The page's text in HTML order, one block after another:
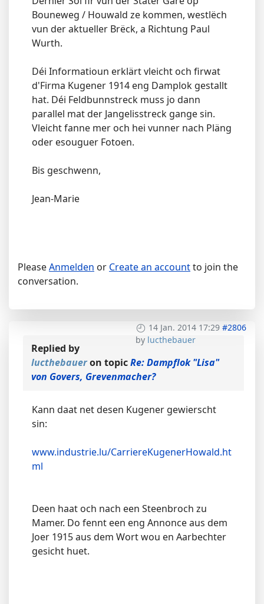
Bouneweg / Houwald ze kommen, westlëch
vun der aktueller Brëck, a Richtung Paul
Wurth.
Déi Informatioun erklärt vleicht och firwat
d'Firma Kugener 1914 eng Damplok gestallt
hat. Déi Feldbunnstreck muss jo dann
parallel mat der Jangelisstreck gange sin.
Vleicht fanne mer och hei vunner nach Pläng
oder esouguer Fotoen.
Bis geschwenn,
Jean-Marie
PleaseAnmelden or Create an accountto join the
conversation.
14 Jan. 2014 17:29 #2806
by lucthebauer
Replied by
lucthebaueron topicRe: Dampflok "Lisa"
von Govers, Grevenmacher?
Kann daat net desen Kugener gewierscht
sin:
www.industrie.lu/CarriereKugenerHowald.ht
ml
Deen haat och nach een Steenbroch zu
Mamer. Do fennt een eng Annonce aus dem
Joer 1915 aus dem Wort wou en Aarbechter
gesicht huet.